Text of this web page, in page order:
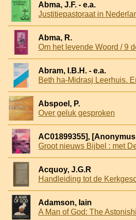
Abma, J.F. - e.a.
Abma, R.
Abram, I.B.H. - e.a.
Abspoel, P.
Over geluk gesproken
AC01899355], [Anonymus
Acquoy, J.G.R
Adamson, Iain